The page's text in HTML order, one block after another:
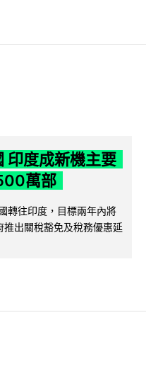
印度成新機主要
萬部
轉往印度，目標兩年內將
出關稅豁免及稅務優惠延